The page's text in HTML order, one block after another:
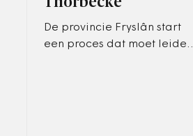
De provincie Fryslân start
een proces dat moet leiden